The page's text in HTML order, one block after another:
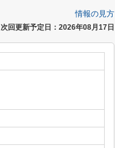
情報の見方
次回更新予定日：2026年08月17日